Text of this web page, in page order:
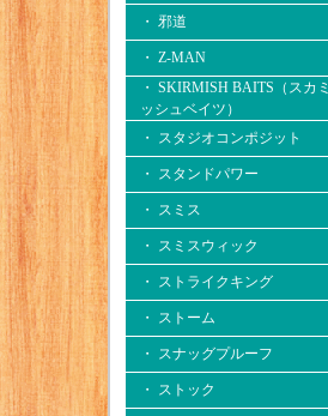
・ 邪道
・ Z-MAN
・ SKIRMISH BAITS（スカミ
ッシュベイツ）
・ スタジオコンポジット
・ スタンドパワー
・ スミス
・ スミスウィック
・ ストライクキング
・ ストーム
・ スナッグプルーフ
・ ストック